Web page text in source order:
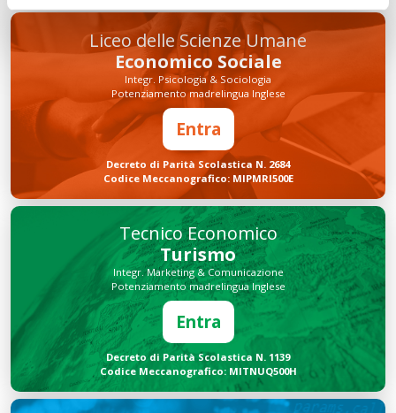
Liceo delle Scienze Umane
Economico Sociale
Integr. Psicologia & Sociologia
Potenziamento madrelingua Inglese
Entra
Decreto di Parità Scolastica N. 2684
Codice Meccanografico: MIPMRI500E
Tecnico Economico
Turismo
Integr. Marketing & Comunicazione
Potenziamento madrelingua Inglese
Entra
Decreto di Parità Scolastica N. 1139
Codice Meccanografico: MITNUQ500H